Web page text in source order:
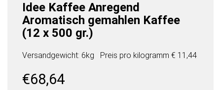
Idee Kaffee Anregend
Aromatisch gemahlen Kaffee
(12 x 500 gr.)
Versandgewicht: 6kg Preis pro kilogramm € 11,44
€68,64